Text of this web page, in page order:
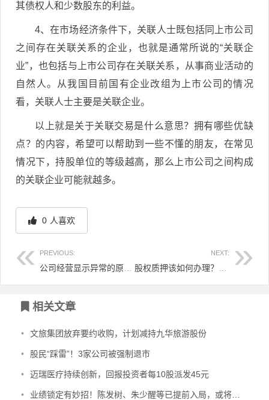
其债权人和少数股东的利益。
4、在市场经济条件下，关联人士既包括同上市公司
之间存在关联关系的企业，也就是通常所说的“关联企
业”，也包括与上市公司存在关联关系，从事商业活动的
自然人。从我国目前国有企业改组为上市公司的情况
看，关联人士主要是关联企业。
以上就是关于关联交易是什么意思？拥有哪些优缺
点？的内容，希望可以帮助到一些不懂的朋友，在常见
情况下，持股单位的等级越高，那么上市公司之间构成
的关联企业可能就越多。
0 人喜欢
PREVIOUS: NEXT:
文章导航
相关文章
• 文旅集团放弃要约收购，计划减持九华旅游股份
• 股民“踩雷”！3家公司被强制退市
• 迈瑞医疗持续创新，回报投资者每10股派发45元
• 业绩锁定有妙招！陈发树、朱少醒等已提前入局，或将引领市场风向